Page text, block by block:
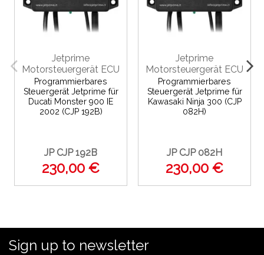
Jetprime
Motorsteuergerät ECU
Programmierbares
Steuergerät Jetprime für
Ducati Monster 900 IE
2002 (CJP 192B)
JP CJP 192B
230,00 €
Jetprime
Motorsteuergerät ECU
Programmierbares
Steuergerät Jetprime für
Kawasaki Ninja 300 (CJP
082H)
JP CJP 082H
230,00 €
Sign up to newsletter